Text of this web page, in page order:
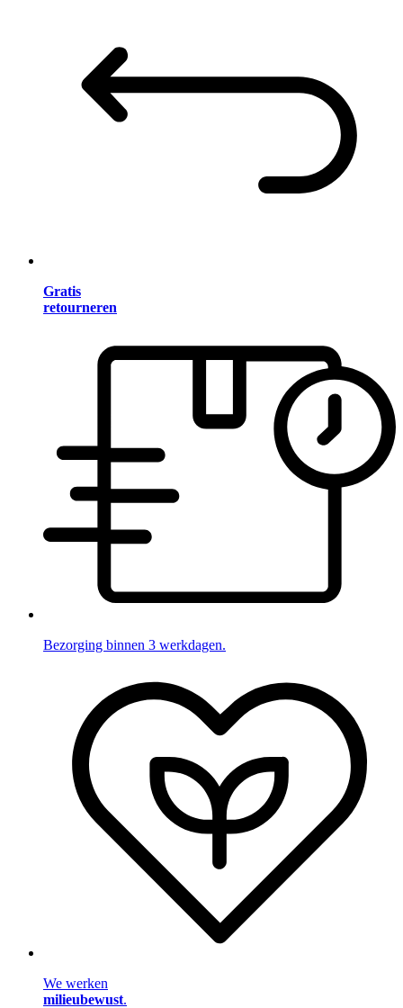
Gratis
retourneren
Bezorging binnen 3 werkdagen.
We werken
milieubewust.